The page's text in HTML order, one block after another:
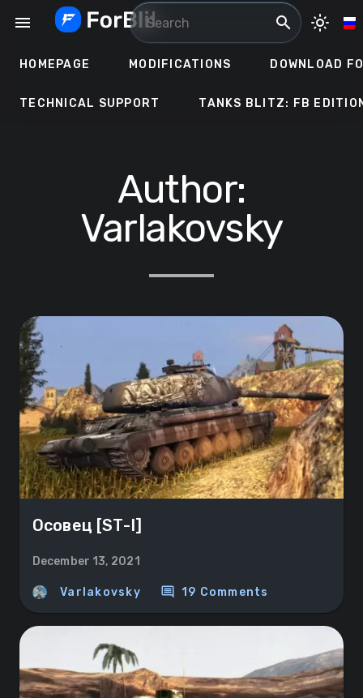
menu search light_mode
HOMEPAGE MODIFICATIONS DOWNLOAD
TECHNICAL SUPPORT TANKS BLITZ: FB
Author:
Varlakovsky
Осовец [ST-I]
December 13, 2021
Varlakovsky comment 19 Comments